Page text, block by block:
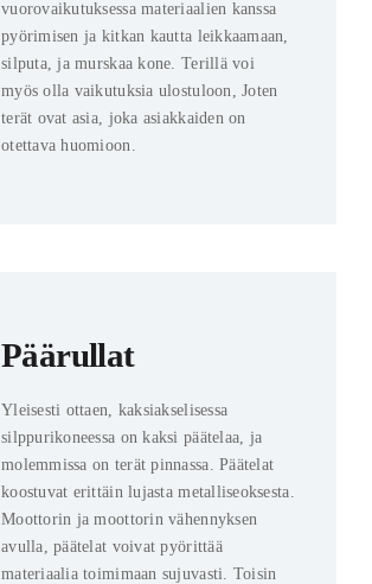
vuorovaikutuksessa materiaalien kanssa
pyörimisen ja kitkan kautta leikkaamaan,
silputa, ja murskaa kone. Terillä voi
myös olla vaikutuksia ulostuloon, Joten
terät ovat asia, joka asiakkaiden on
otettava huomioon.
Päärullat
Yleisesti ottaen, kaksiakselisessa
silppurikoneessa on kaksi päätelaa, ja
molemmissa on terät pinnassa. Päätelat
koostuvat erittäin lujasta metalliseoksesta.
Moottorin ja moottorin vähennyksen
avulla, päätelat voivat pyörittää
materiaalia toimimaan sujuvasti. Toisin